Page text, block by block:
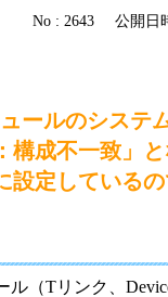
電設備
テム
店舗
いてNo : 2643 公開日
ールのシステ
構成不一致」
設定している
ル（Tリンク、